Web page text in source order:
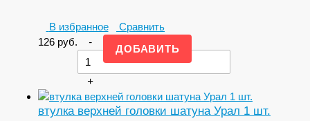
В избранное
Сравнить
126 руб. -
+
втулка верхней головки шатуна Урал 1 шт.